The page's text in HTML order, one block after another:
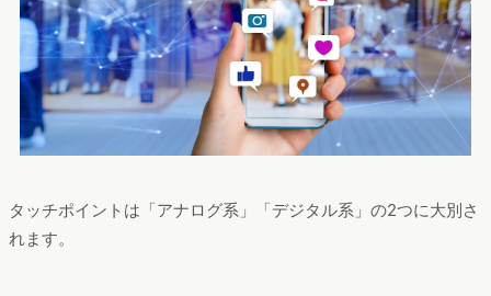
タッチポイントは「アナログ系」「デジタル系」の2つに大別さ
れます。